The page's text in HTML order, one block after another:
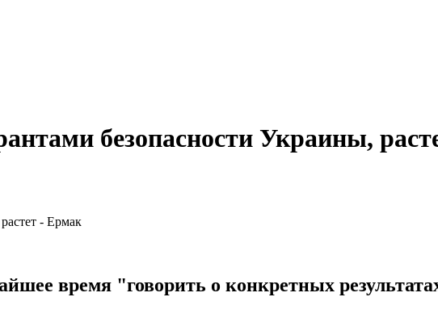
безопасности Украины,
время "говорить о конкретных